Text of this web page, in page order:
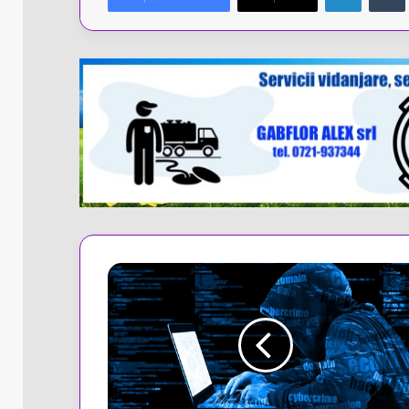
Atenție
la
șarlatani!
Poliția
avertizează
asupra
escrocheriilor
prin